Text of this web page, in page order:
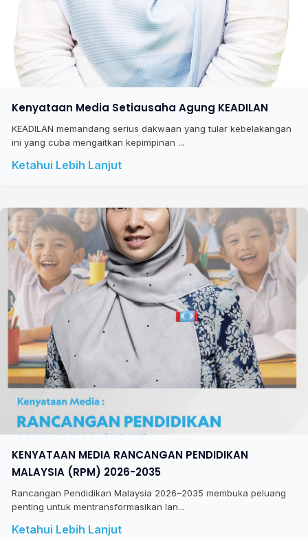
Kenyataan Media Setiausaha Agung KEADILAN
KEADILAN memandang serius dakwaan yang tular kebelakangan
ini yang cuba mengaitkan kepimpinan ...
Ketahui Lebih Lanjut
KENYATAAN MEDIA RANCANGAN PENDIDIKAN
MALAYSIA (RPM) 2026-2035
Rancangan Pendidikan Malaysia 2026–2035 membuka peluang
penting untuk mentransformasikan lan...
Ketahui Lebih Lanjut